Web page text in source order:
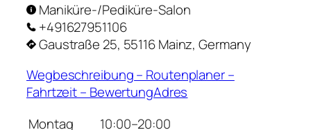
Maniküre-/Pediküre-Salon
+491627951106
Gaustraße 25, 55116 Mainz, Germany
Wegbeschreibung – Routenplaner –
Fahrtzeit – BewertungAdres
Montag
10:00–20:00